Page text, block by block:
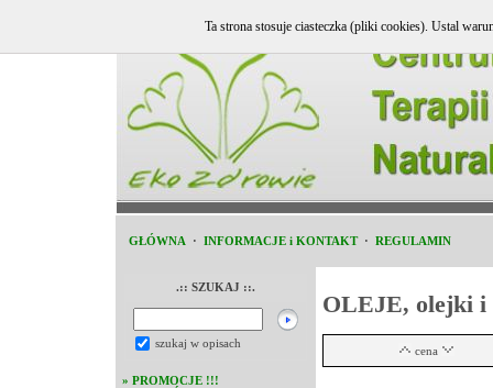
GŁÓWNA · INFORMACJE i KONTAKT · REGULAMIN
.:: SZUKAJ ::.
szukaj w opisach
» PROMOCJE !!!
OLEJE, olejki i
cena
Ta strona stosuje ciasteczka (pliki cookies). Ustal